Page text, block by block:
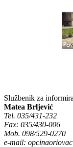
Službenik za
Matea Brljević
Tel. 035/431-232
Fax: 035/430-006
Mob. 098/529-0270
e-mail: